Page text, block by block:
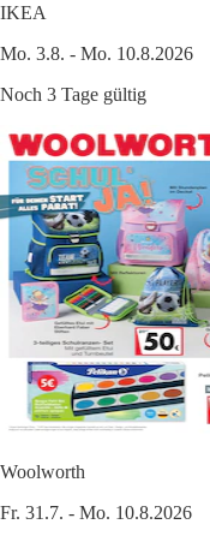
IKEA
Mo. 3.8. - Mo. 10.8.2026
Noch 3 Tage gültig
Woolworth
Fr. 31.7. - Mo. 10.8.2026